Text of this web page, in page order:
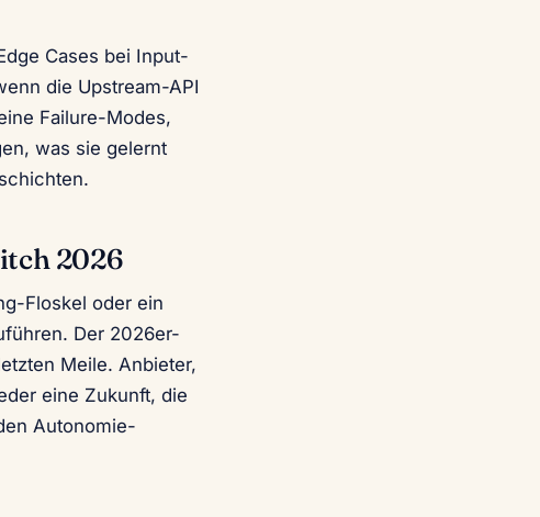
Cases bei Input-
die Upstream-API
Failure-Modes,
was sie gelernt
2026
Floskel oder ein
Der 2026er-
Meile. Anbieter,
eine Zukunft, die
Autonomie-